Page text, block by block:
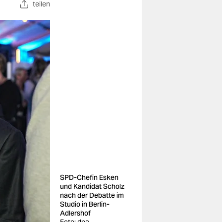
teilen
SPD-Chefin Esken
und Kandidat Scholz
nach der Debatte im
Studio in Berlin-
Adlershof